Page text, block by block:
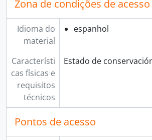
Zona de condições de
Idioma do
material
espanhol
Característi
cas físicas e
requisitos
técnicos
Estado de
Pontos de acesso